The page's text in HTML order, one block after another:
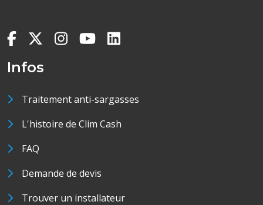
Infos
Traitement anti-sargasses
L'histoire de Clim Cash
FAQ
Demande de devis
Trouver un installateur